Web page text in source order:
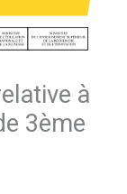
à
3ème